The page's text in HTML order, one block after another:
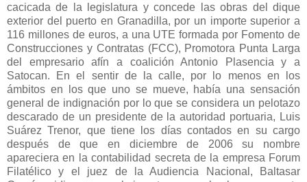
cacicada de la legislatura y concede las obras del dique
exterior del puerto en Granadilla, por un importe superior a
116 millones de euros, a una UTE formada por Fomento de
Construcciones y Contratas (FCC), Promotora Punta Larga
del empresario afín a coalición Antonio Plasencia y a
Satocan. En el sentir de la calle, por lo menos en los
ámbitos en los que uno se mueve, había una sensación
general de indignación por lo que se considera un pelotazo
descarado de un presidente de la autoridad portuaria, Luis
Suárez Trenor, que tiene los días contados en su cargo
después de que en diciembre de 2006 su nombre
apareciera en la contabilidad secreta de la empresa Forum
Filatélico y el juez de
la Audiencia Nacional , Baltasar